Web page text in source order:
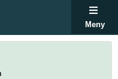
Meny